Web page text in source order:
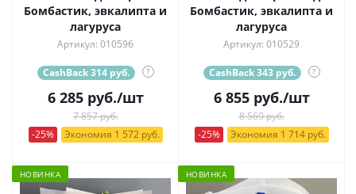
Бомбастик, эвкалипта и
лагуруса
Артикул: 010596
CashBack 314 руб. ?
6 285руб./шт
7 857 руб.
-25%
Экономия 1 572 руб.
Бомбастик, эвкалипта и
лагуруса
Артикул: 010529
CashBack 343 руб. ?
6 855руб./шт
8 569 руб.
-25%
Экономия 1 714 руб.
НОВИНКА НОВИНКА